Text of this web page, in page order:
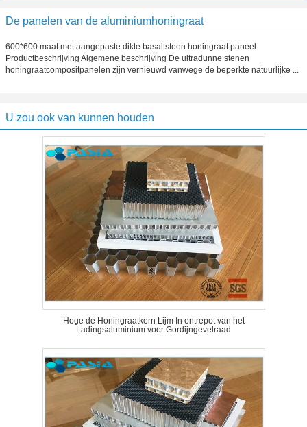
De panelen van de aluminiumhoningraat
600*600 maat met aangepaste dikte basaltsteen honingraat paneel
Productbeschrijving Algemene beschrijving De ultradunne stenen
honingraatcompositpanelen zijn vernieuwd vanwege de beperkte natuurlijke ...
U zou ook van kunnen houden
Hoge de Honingraatkern Lijm In entrepot van het
Ladingsaluminium voor Gordijngevelraad